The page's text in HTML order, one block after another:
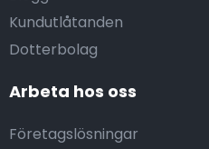
Kundutlåtanden
Dotterbolag
Arbeta hos oss
Företagslösningar